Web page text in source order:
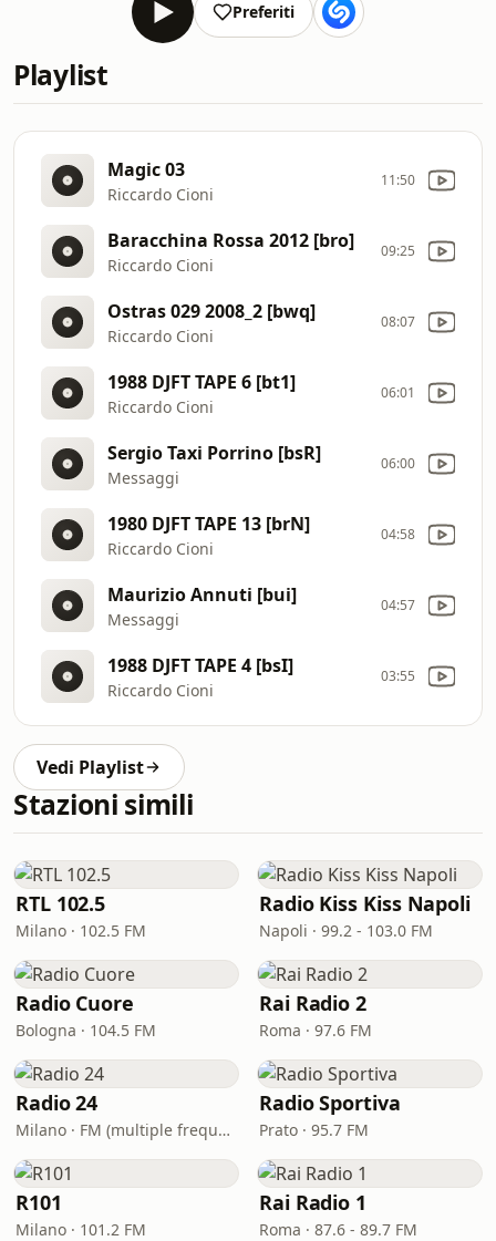
Preferiti
Playlist
Magic 03
Riccardo Cioni
11:50
Baracchina Rossa 2012 [bro]
Riccardo Cioni
09:25
Ostras 029 2008_2 [bwq]
Riccardo Cioni
08:07
1988 DJFT TAPE 6 [bt1]
Riccardo Cioni
06:01
Sergio Taxi Porrino [bsR]
Messaggi
06:00
1980 DJFT TAPE 13 [brN]
Riccardo Cioni
04:58
Maurizio Annuti [bui]
Messaggi
04:57
1988 DJFT TAPE 4 [bsI]
Riccardo Cioni
03:55
Vedi Playlist
Stazioni simili
RTL 102.5
Milano · 102.5 FM
Radio Kiss Kiss Napoli
Napoli · 99.2 - 103.0 FM
Radio Cuore
Bologna · 104.5 FM
Rai Radio 2
Roma · 97.6 FM
Radio 24
Milano · FM (multiple frequencies nationwide), DAB, Satellite
Radio Sportiva
Prato · 95.7 FM
R101
Milano · 101.2 FM
Rai Radio 1
Roma · 87.6 - 89.7 FM